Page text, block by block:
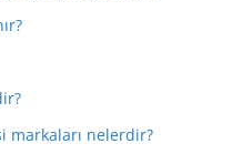
markaları nelerdir?